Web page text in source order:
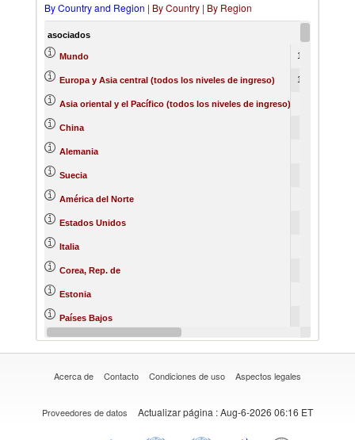
By Country and Region | By Country | By Region
asociados
Mundo 17784174
Europa y Asia central (todos los niveles de ingreso) 10977775
Asia oriental y el Pacífico (todos los niveles de ingreso)
China
Alemania
Suecia
América del Norte
Estados Unidos
Italia
Corea, Rep. de
Estonia
Países Bajos
Reino Unido 573826
Acerca de Contacto Condiciones de uso Aspectos legales
Proveedores de datos Actualizar página : Aug-6-2026 06:16 ET